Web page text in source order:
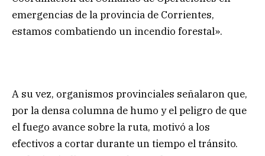
emergencias de la provincia de Corrientes,
estamos combatiendo un incendio forestal».
A su vez, organismos provinciales señalaron que,
por la densa columna de humo y el peligro de que
el fuego avance sobre la ruta, motivó a los
efectivos a cortar durante un tiempo el tránsito.